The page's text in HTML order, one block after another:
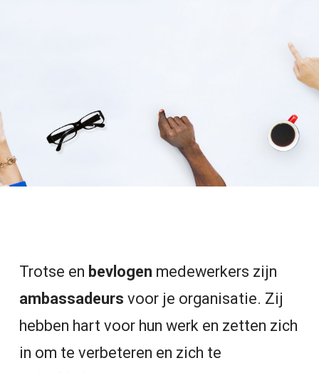
Trotse en bevlogen medewerkers zijn
ambassadeurs voor je organisatie. Zij
hebben hart voor hun werk en zetten zich
in om te verbeteren en zich te